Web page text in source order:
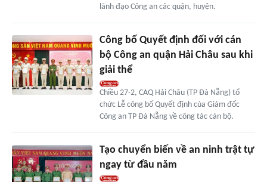
lãnh đạo Công an các quận, huyện.
Công bố Quyết định đối với cán
bộ Công an quận Hải Châu sau khi
giải thể
Chiều 27-2, CAQ Hải Châu (TP Đà Nẵng) tổ
chức Lễ công bố Quyết định của Giám đốc
Công an TP Đà Nẵng về công tác cán bộ.
Tạo chuyển biến về an ninh trật tự
ngay từ đầu năm